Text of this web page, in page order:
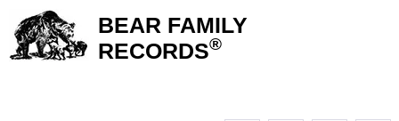
BEAR FAMILY
RECORDS®